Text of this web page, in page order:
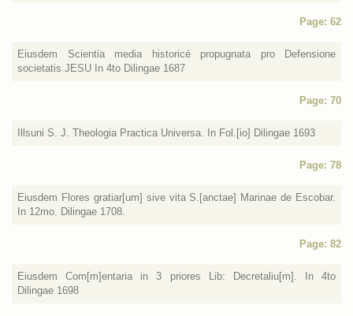
Page: 62
Eiusdem Scientia media historicé propugnata pro Defensione
societatis JESU In 4to Dilingae 1687
Page: 70
Illsuni S. J. Theologia Practica Universa. In Fol.[io] Dilingae 1693
Page: 78
Eiusdem Flores gratiar[um] sive vita S.[anctae] Marinae de Escobar.
In 12mo. Dilingae 1708.
Page: 82
Eiusdem Com[m]entaria in 3 priores Lib: Decretaliu[m]. In 4to
Dilingae 1698